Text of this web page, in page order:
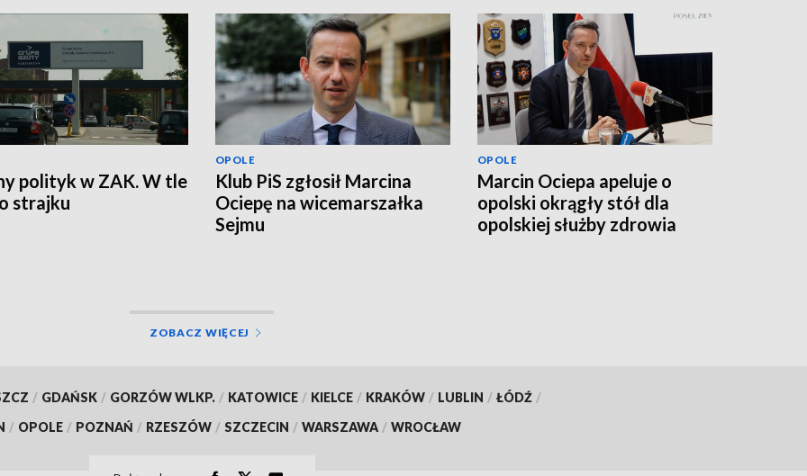
polityk w ZAK. W tle
strajku
OPOLE
Klub PiS zgłosił Marcina
Ociepę na wicemarszałka
Sejmu
OPOLE
Marcin Ociepa apeluje o
opolski okrągły stół dla
opolskiej służby zdrowia
ZOBACZ WIĘCEJ
/ GDAŃSK / GORZÓW WLKP. / KATOWICE / KIELCE / KRAKÓW / LUBLIN / ŁÓDŹ /
/ OPOLE / POZNAŃ / RZESZÓW / SZCZECIN / WARSZAWA / WROCŁAW